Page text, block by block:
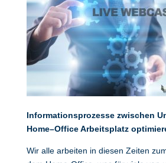
Informationsprozesse zwischen
Home–Office Arbeitsplatz
Wir alle arbeiten in diesen Zeiten